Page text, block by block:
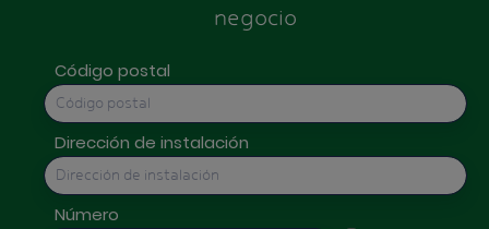
negocio
Código postal
Dirección de instalación
Número